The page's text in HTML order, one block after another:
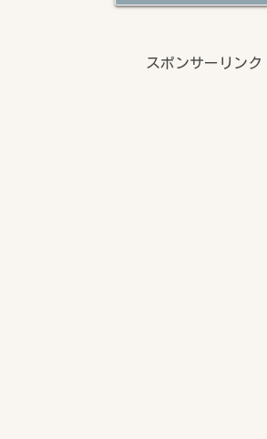
スポンサーリンク